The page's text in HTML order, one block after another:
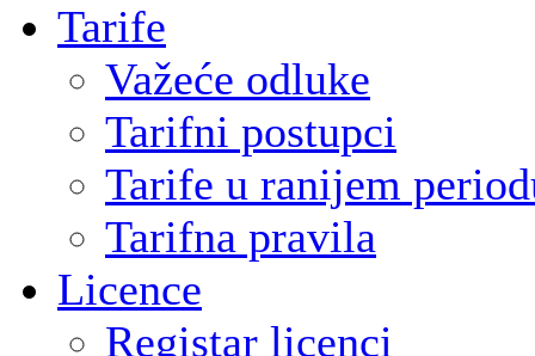
Tarife
Važeće odluke
Tarifni postupci
Tarife u ranijem
Tarifna pravila
Licence
Registar licenci